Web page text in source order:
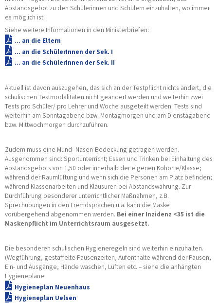
Abstandsgebot zu den Schülerinnen und Schülern einzuhalten, wo immer
es möglich ist.
Siehe weitere Informationen in den Ministerbriefen:
... an die Eltern
... an die SchülerInnen der Sek. I
... an die SchülerInnen der Sek. II
Aktuell ist davon auszugehen, das sich an der Testpflicht nichts ändert, die
schulischen Testmodalitäten nicht geändert werden und weiterhin zwei
Tests pro Schüler/ pro Lehrer und Woche ausgeteilt werden. Tests sind
weiterhin am Sonntagabend bzw. Montagmorgen und am Dienstagabend
bzw. Mittwochmorgen durchzuführen.
Zudem muss eine Mund- Nasen-Bedeckung getragen werden.
Ausgenommen sind: Sportunterricht; Essen und Trinken bei Einhaltung des
Abstandsgebots von 1,50 oder innerhalb der eigenen Kohorte/Klasse;
während der Raumlüftung und wenn sich die Personen am Platz befinden;
während Klassenarbeiten und Klausuren bei Abstandswahrung. Zur
Durchführung besonderer unterrichtlicher Maßnahmen, z.B.
Sprechübungen in den Fremdsprachen u.ä. kann die Maske
vorübergehend abgenommen werden. Bei einer Inzidenz <35 ist die
Maskenpflicht im Unterrichtsraum ausgesetzt.
Die besonderen schulischen Hygieneregeln sind weiterhin einzuhalten.
(Wegführung, gestaffelte Pausenzeiten, Aufenthalte während der Pausen,
Ein- und Ausgänge, Hände waschen, Lüften etc. – siehe die anhängten
Hygienepläne:
Hygieneplan Neuenhaus
Hygieneplan Uelsen